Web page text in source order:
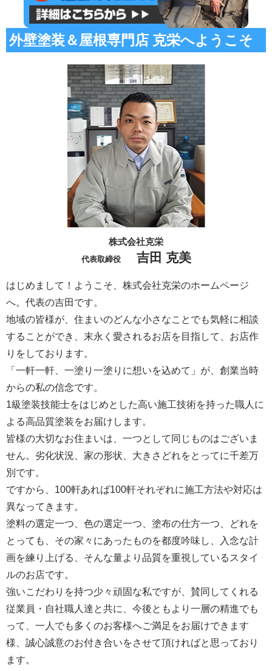
外壁塗装＆屋根専門店 克栄へようこそ
株式会社克栄
代表取締役 吉田 克美
はじめまして！ようこそ、株式会社克栄のホームページ
へ。代表の吉田です。
地域の皆様が、住まいのどんな小さなことでも気軽に相談
することができ、末永く愛されるお店を目指して、お店作
りをしております。
「一軒一軒、一塗り一塗りに想いを込めて」が、創業当時
からの私の信念です。
1級塗装技能士をはじめとした高い施工技術を持った職人に
よる高品質塗装をお届けします。
皆様の大切なお住まいは、一つとして同じものはございま
せん。劣化状況、家の形状、大きさどれをとってに千差万
別です。
ですから、100軒あれば100軒それぞれに施工方法や対応は
異なってきます。
塗料の選定一つ、色の選定一つ、塗布の仕方一つ、どれを
とっても、その家々にあったものを都度吟味し、入念な計
画を練り上げる、そんな量より品質を重視しているスタイ
ルのお店です。
強いこだわりを持つ少々頑固な私ですが、賛同してくれる
従業員・自社職人達と共に、今後ともより一層の精進でも
って、一人でも多くのお客様へご満足をお届けできます
様、誠心誠意のお付き合いをさせて頂ければと思っており
ます。